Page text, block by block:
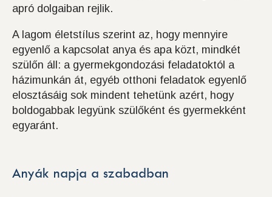
apró dolgaiban rejlik.
A lagom életstílus szerint az, hogy mennyire
egyenlő a kapcsolat anya és apa közt, mindkét
szülőn áll: a gyermekgondozási feladatoktól a
házimunkán át, egyéb otthoni feladatok egyenlő
elosztásáig sok mindent tehetünk azért, hogy
boldogabbak legyünk szülőként és gyermekként
egyaránt.
Anyák napja a szabadban